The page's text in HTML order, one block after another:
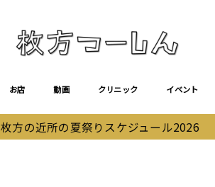
お店 動画 クリニック イベント
枚方の近所の夏祭りスケジュール2026